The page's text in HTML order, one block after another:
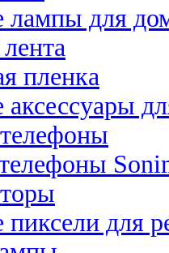
лампы для
пленка
пиксели для